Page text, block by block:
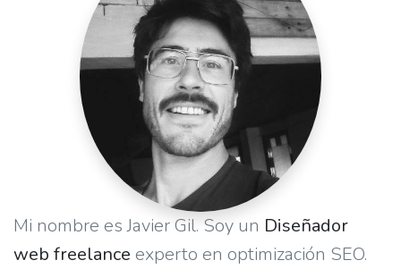
Mi nombre es Javier Gil. Soy un Diseñador
web freelance experto en optimización SEO.